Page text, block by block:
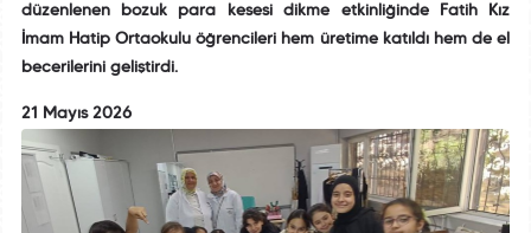
düzenlenen bozuk para kesesi dikme etkinliğinde Fatih Kız
İmam Hatip Ortaokulu öğrencileri hem üretime katıldı hem de el
becerilerini geliştirdi.
21 Mayıs 2026